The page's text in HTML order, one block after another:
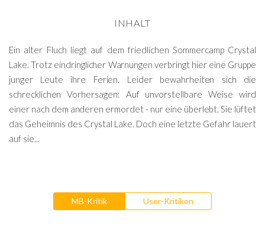
INHALT
Ein alter Fluch liegt auf dem friedlichen Sommercamp Crystal
Lake. Trotz eindringlicher Warnungen verbringt hier eine Gruppe
junger Leute ihre Ferien. Leider bewahrheiten sich die
schrecklichen Vorhersagen: Auf unvorstellbare Weise wird
einer nach dem anderen ermordet - nur eine überlebt. Sie lüftet
das Geheimnis des Crystal Lake. Doch eine letzte Gefahr lauert
auf sie...
MB-Kritik User-Kritiken